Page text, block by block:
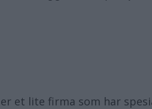
er et lite firma som har